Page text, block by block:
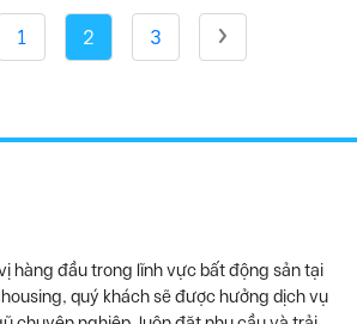
1 2 3
hàng đầu trong lĩnh vực bất động sản tại
quý khách sẽ được hưởng dịch vụ